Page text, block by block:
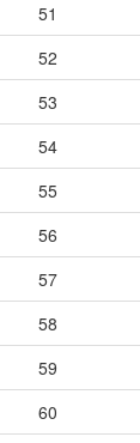
51
52
53
54
55
56
57
58
59
60